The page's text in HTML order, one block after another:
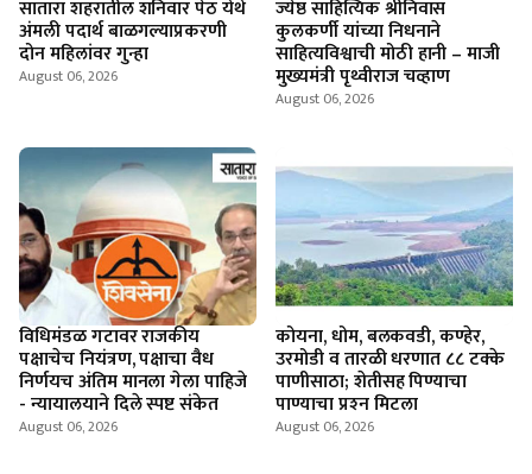
सातारा शहरातील शनिवार पेठ येथे
अंमली पदार्थ बाळगल्याप्रकरणी
दोन महिलांवर गुन्हा
August 06, 2026
ज्येष्ठ साहित्यिक श्रीनिवास
कुलकर्णी यांच्या निधनाने
साहित्यविश्वाची मोठी हानी – माजी
मुख्यमंत्री पृथ्वीराज चव्हाण
August 06, 2026
विधिमंडळ गटावर राजकीय
पक्षाचेच नियंत्रण, पक्षाचा वैध
निर्णयच अंतिम मानला गेला पाहिजे
- न्यायालयाने दिले स्पष्ट संकेत
August 06, 2026
कोयना, धोम, बलकवडी, कण्हेर,
उरमोडी व तारळी धरणात ८८ टक्के
पाणीसाठा; शेतीसह पिण्याचा
पाण्याचा प्रश्‍न मिटला
August 06, 2026